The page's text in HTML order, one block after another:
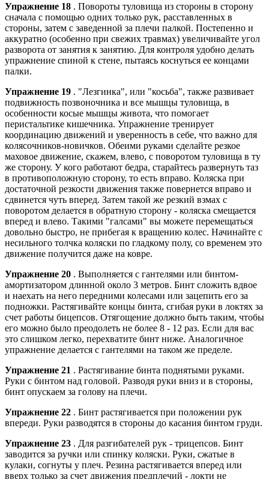
Упражнение 18 . Повороты туловища из стороны в сторону
сначала с помощью одних только рук, расставленных в
стороны, затем с заведенной за плечи палкой. Постепенно и
аккуратно (особенно при свежих травмах) увеличивайте угол
разворота от занятия к занятию. Для контроля удобно делать
упражнение спиной к стене, пытаясь коснуться ее концами
палки.
Упражнение 19 . "Лезгинка", или "косьба", также развивает
подвижность позвоночника и все мышцы туловища, в
особенности косые мышцы живота, что помогает
перистальтике кишечника. Упражнение тренирует
координацию движений и уверенность в себе, что важно для
колясочников-новичков. Обеими руками сделайте резкое
маховое движение, скажем, влево, с поворотом туловища в ту
же сторону. У кого работают бедра, старайтесь развернуть таз
в противоположную сторону, то есть вправо. Коляска при
достаточной резкости движения также повернется вправо и
сдвинется чуть вперед. Затем такой же резкий взмах с
поворотом делается в обратную сторону - коляска смещается
вперед и влево. Такими "галсами" вы можете перемещаться
довольно быстро, не прибегая к вращению колес. Начинайте с
несильного толчка коляски по гладкому полу, со временем это
движение получится даже на ковре.
Упражнение 20 . Выполняется с гантелями или бинтом-
амортизатором длинной около 3 метров. Бинт сложить вдвое
и наехать на него передними колесами или зацепить его за
подножки. Растягивайте концы бинта, сгибая руки в локтях за
счет работы бицепсов. Отягощение должно быть таким, чтобы
его можно было преодолеть не более 8 - 12 раз. Если для вас
это слишком легко, перехватите бинт ниже. Аналогичное
упражнение делается с гантелями на таком же пределе.
Упражнение 21 . Растягивание бинта поднятыми руками.
Руки с бинтом над головой. Разводя руки вниз и в стороны,
бинт опускаем за голову на плечи.
Упражнение 22 . Бинт растягивается при положении рук
впереди. Руки разводятся в стороны до касания бинтом груди.
Упражнение 23 . Для разгибателей рук - трицепсов. Бинт
заводится за ручки или спинку коляски. Руки, сжатые в
кулаки, согнуты у плеч. Резина растягивается вперед или
вверх только за счет движения предплечий - локти не